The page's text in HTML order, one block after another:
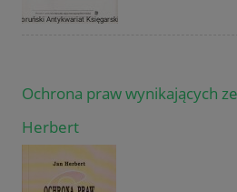
Ochrona praw wynikających
Herbert